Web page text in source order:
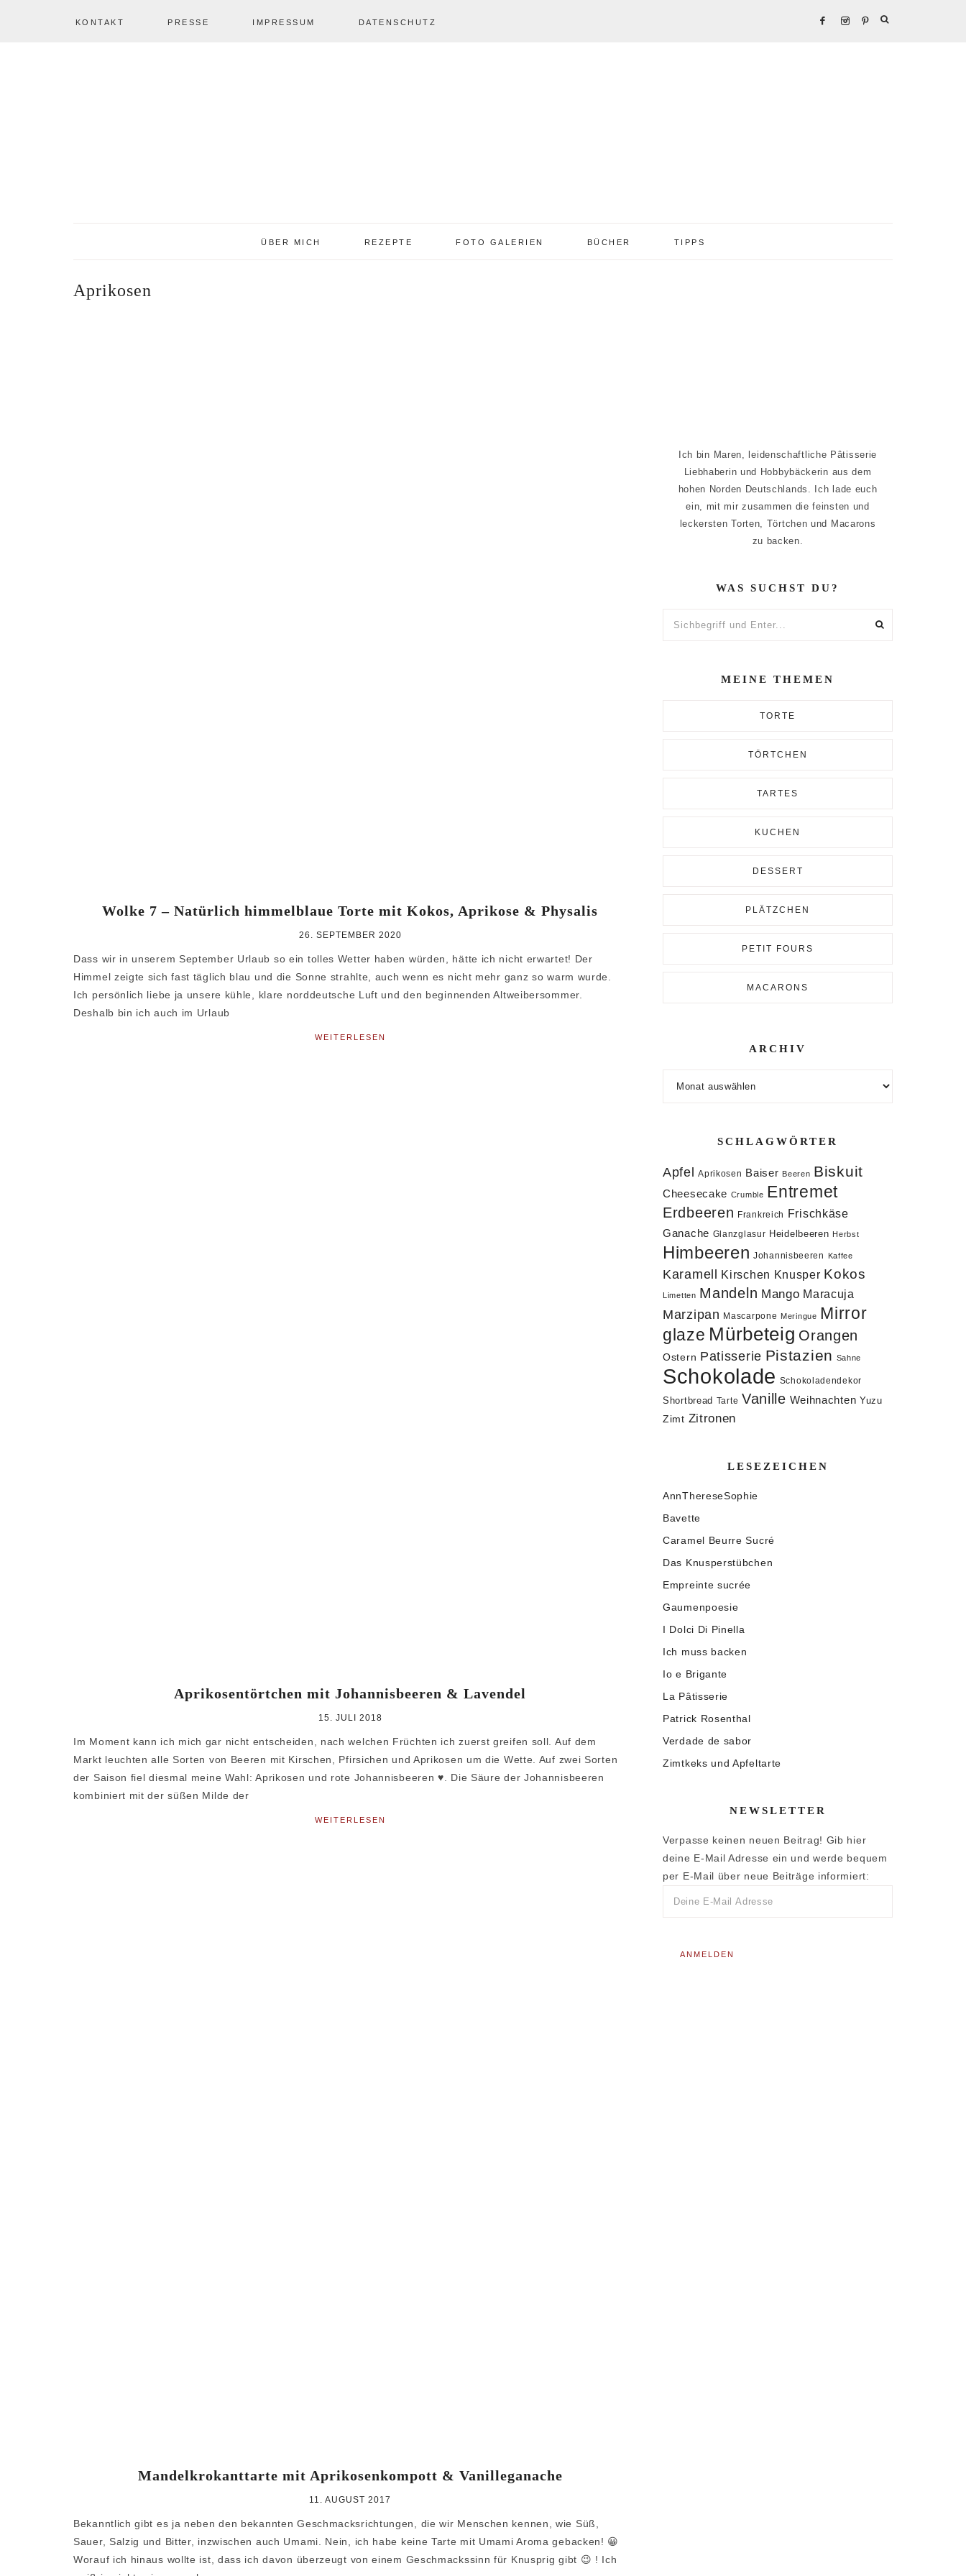
KONTAKT PRESSE IMPRESSUM DATENSCHUTZ
ÜBER MICH REZEPTE FOTO GALERIEN BÜCHER TIPPS
Aprikosen
Wolke 7 – Natürlich himmelblaue Torte mit Kokos, Aprikose & Physalis
26. SEPTEMBER 2020
Dass wir in unserem September Urlaub so ein tolles Wetter haben würden, hätte ich nicht erwartet! Der
Himmel zeigte sich fast täglich blau und die Sonne strahlte, auch wenn es nicht mehr ganz so warm wurde.
Ich persönlich liebe ja unsere kühle, klare norddeutsche Luft und den beginnenden Altweibersommer.
Deshalb bin ich auch im Urlaub
WEITERLESEN
Aprikosentörtchen mit Johannisbeeren & Lavendel
15. JULI 2018
Im Moment kann ich mich gar nicht entscheiden, nach welchen Früchten ich zuerst greifen soll. Auf dem
Markt leuchten alle Sorten von Beeren mit Kirschen, Pfirsichen und Aprikosen um die Wette. Auf zwei Sorten
der Saison fiel diesmal meine Wahl: Aprikosen und rote Johannisbeeren ♥. Die Säure der Johannisbeeren
kombiniert mit der süßen Milde der
WEITERLESEN
Mandelkrokanttarte mit Aprikosenkompott & Vanilleganache
11. AUGUST 2017
Bekanntlich gibt es ja neben den bekannten Geschmacksrichtungen, die wir Menschen kennen, wie Süß,
Sauer, Salzig und Bitter, inzwischen auch Umami. Nein, ich habe keine Tarte mit Umami Aroma gebacken! 😀
Worauf ich hinaus wollte ist, dass ich davon überzeugt von einem Geschmackssinn für Knusprig gibt 😉 ! Ich
Ich bin Maren, leidenschaftliche Pâtisserie
Liebhaberin und Hobbybäckerin aus dem
hohen Norden Deutschlands. Ich lade euch
ein, mit mir zusammen die feinsten und
leckersten Torten, Törtchen und Macarons
zu backen.
WAS SUCHST DU?
MEINE THEMEN
TORTE
TÖRTCHEN
TARTES
KUCHEN
DESSERT
PLÄTZCHEN
PETIT FOURS
MACARONS
ARCHIV
SCHLAGWÖRTER
Apfel Aprikosen Baiser Beeren Biskuit
Cheesecake Crumble Entremet
Erdbeeren Frankreich Frischkäse
Ganache Glanzglasur Heidelbeeren Herbst
Himbeeren Johannisbeeren Kaffee
Karamell Kirschen Knusper Kokos
Limetten Mandeln Mango Maracuja
Marzipan Mascarpone Meringue Mirror
glaze Mürbeteig Orangen
Ostern Patisserie Pistazien Sahne
Schokolade Schokoladendekor
Shortbread Tarte Vanille Weihnachten Yuzu
Zimt Zitronen
LESEZEICHEN
AnnThereseSophie
Bavette
Caramel Beurre Sucré
Das Knusperstübchen
Empreinte sucrée
Gaumenpoesie
I Dolci Di Pinella
Ich muss backen
Io e Brigante
La Pâtisserie
Patrick Rosenthal
Verdade de sabor
Zimtkeks und Apfeltarte
NEWSLETTER
Verpasse keinen neuen Beitrag! Gib hier
deine E-Mail Adresse ein und werde bequem
per E-Mail über neue Beiträge informiert: